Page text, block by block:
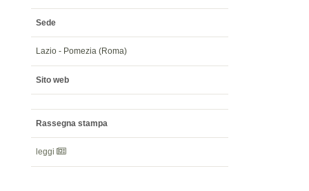
Sede
Lazio - Pomezia (Roma)
Sito web
Rassegna stampa
leggi